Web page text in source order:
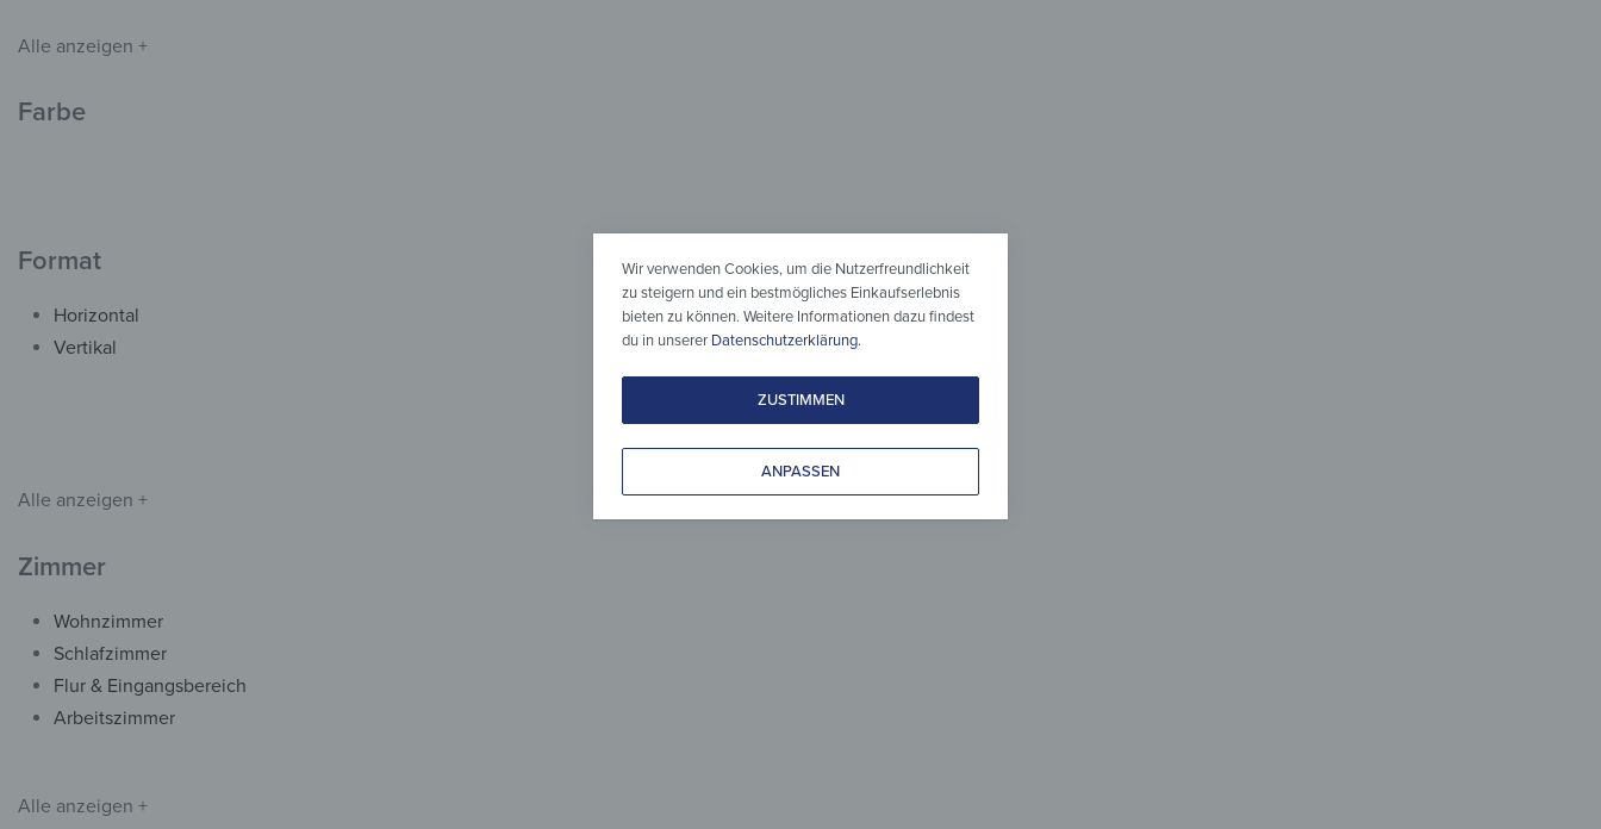
Alle anzeigen +
Farbe
Format
Horizontal
Vertikal
Alle anzeigen +
Zimmer
Wohnzimmer
Schlafzimmer
Flur & Eingangsbereich
Arbeitszimmer
Alle anzeigen +
Wir verwenden Cookies, um die Nutzerfreundlichkeit
zu steigern und ein bestmögliches Einkaufserlebnis
bieten zu können. Weitere Informationen dazu findest
du in unserer Datenschutzerklärung.
ZUSTIMMEN
ANPASSEN